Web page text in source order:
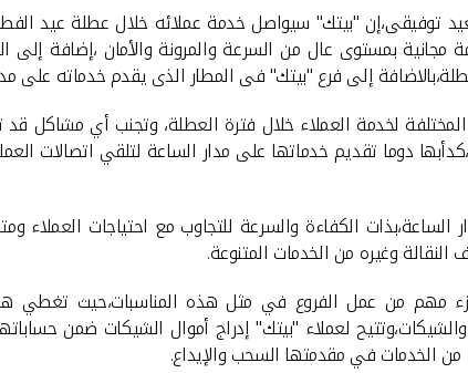
توفيقى،إن "بيتك" سيواصل خدمة عملائه خلال عطلة عيد
يقدم أكثر من 150 خدمة مجانية بمستوى عال من السرعة والمرونة والأمان
إلى فرع "بيتك" فى المطار الذى يقدم خدماته على مدار 24
لخدمة العملاء خلال فترة العطلة، وتجنب أي مشاكل قد
دوما تقديم خدماتها على مدار الساعة لتلقي اتصالات
الهاتفية الآلية 1803333 التى تعمل على مدار الساعة،بذات الكفاءة والسرعة
النقالة وغيره من الخدمات المتنوعة.
مهم من عمل الفروع في مثل هذه المناسبات،حيث تغطي
لعملاء "بيتك" إدراج أموال الشيكات ضمن
الخدمات في مقدمتها السحب والإيداع.